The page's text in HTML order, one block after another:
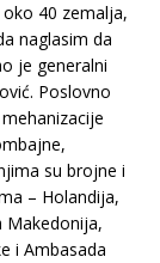
40 zemalja,
naglasim da
je generalni
Poslovno
su brojne i
– Holandija,
Makedonija,
i Ambasada